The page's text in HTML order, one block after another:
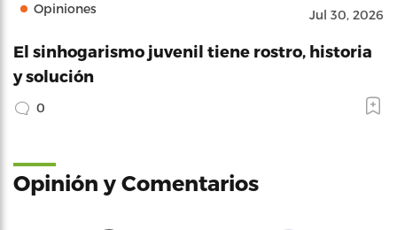
Opiniones Jul 30, 2026
El sinhogarismo juvenil tiene rostro, historia
y solución
0
Opinión y Comentarios